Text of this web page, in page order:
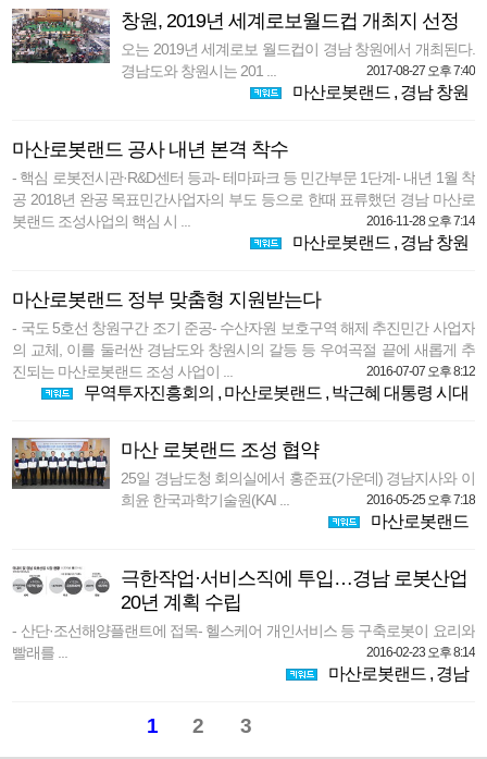
창원, 2019년 세계로보월드컵 개최지 선정
오는 2019년 세계로보 월드컵이 경남 창원에서 개최된다.
경남도와 창원시는 201 ...
2017-08-27 오후 7:40
마산로봇랜드 , 경남 창원
마산로봇랜드 공사 내년 본격 착수
- 핵심 로봇전시관·R&D센터 등과- 테마파크 등 민간부문 1단계- 내년 1월 착
공 2018년 완공 목표민간사업자의 부도 등으로 한때 표류했던 경남 마산로
봇랜드 조성사업의 핵심 시 ...
2016-11-28 오후 7:14
마산로봇랜드 , 경남 창원
마산로봇랜드 정부 맞춤형 지원받는다
- 국도 5호선 창원구간 조기 준공- 수산자원 보호구역 해제 추진민간 사업자
의 교체, 이를 둘러싼 경남도와 창원시의 갈등 등 우여곡절 끝에 새롭게 추
진되는 마산로봇랜드 조성 사업이 ...
2016-07-07 오후 8:12
무역투자진흥회의 , 마산로봇랜드 , 박근혜 대통령 시대
마산 로봇랜드 조성 협약
25일 경남도청 회의실에서 홍준표(가운데) 경남지사와 이
희윤 한국과학기술원(KAI ...
2016-05-25 오후 7:18
마산로봇랜드
극한작업·서비스직에 투입…경남 로봇산업
20년 계획 수립
- 산단·조선해양플랜트에 접목- 헬스케어 개인서비스 등 구축로봇이 요리와
빨래를 ...
2016-02-23 오후 8:14
마산로봇랜드 , 경남
1 2 3